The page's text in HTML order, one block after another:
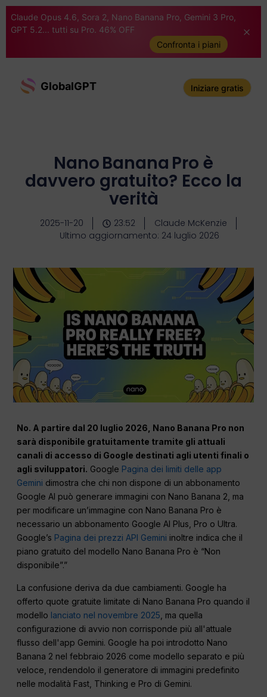
Claude Opus 4.6, Sora 2, Nano Banana Pro, Gemini 3 Pro,
GPT 5.2... tutti su Pro. 46% OFF
Confronta i piani
GlobalGPT Iniziare gratis
Nano Banana Pro è
davvero gratuito? Ecco la
verità
2025-11-20 23:52
Claude McKenzie
Ultimo aggiornamento: 24 luglio 2026
No. A partire dal 20 luglio 2026, Nano Banana Pro non
sarà disponibile gratuitamente tramite gli attuali
canali di accesso di Google destinati agli utenti finali o
agli sviluppatori. Google Pagina dei limiti delle app
Gemini dimostra che chi non dispone di un abbonamento
Google AI può generare immagini con Nano Banana 2, ma
per modificare un’immagine con Nano Banana Pro è
necessario un abbonamento Google AI Plus, Pro o Ultra.
Google’s Pagina dei prezzi API Gemini inoltre indica che il
piano gratuito del modello Nano Banana Pro è “Non
disponibile”.”
La confusione deriva da due cambiamenti. Google ha
offerto quote gratuite limitate di Nano Banana Pro quando il
modello lanciato nel novembre 2025 , ma quella
configurazione di avvio non corrisponde più all'attuale
flusso dell'app Gemini. Google ha poi introdotto Nano
Banana 2 nel febbraio 2026 come modello separato e più
veloce, rendendolo il generatore di immagini predefinito
nelle modalità Fast, Thinking e Pro di Gemini.